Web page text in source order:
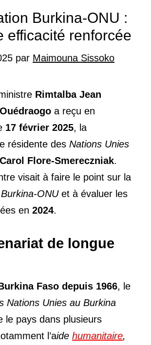
Burkina-ONU :
efficacité renforcée
par Maimouna Sissoko
Rimtalba Jean
a reçu en
17 février 2025, la
résidente des Nations Unies
Carol Flore-Smereczniak.
visait à faire le point sur la
ONUet à évaluer les
en 2024.
de longue
Faso depuis 1966, le
Nations Unies au Burkina
le pays dans plusieurs
l’aide humanitaire,